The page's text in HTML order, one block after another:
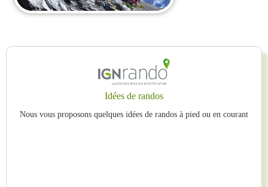
Idées de randos
Nous vous proposons quelques idées de randos à pied ou en courant